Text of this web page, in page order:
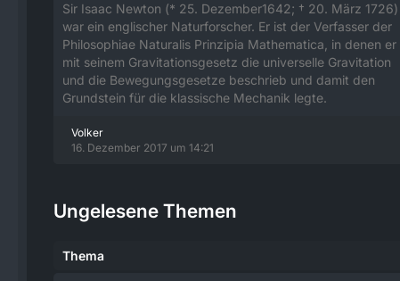
Sir Isaac Newton (* 25. Dezember1642; † 20. März 1726)
war ein englischer Naturforscher. Er ist der Verfasser der
Philosophiae Naturalis Prinzipia Mathematica, in denen er
mit seinem Gravitationsgesetz die universelle Gravitation
und die Bewegungsgesetze beschrieb und damit den
Grundstein für die klassische Mechanik legte.
Volker
16. Dezember 2017 um 14:21
Ungelesene Themen
Thema